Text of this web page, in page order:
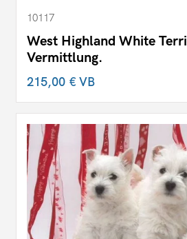
10117
West Highland White
Vermittlung.
215,00 €VB